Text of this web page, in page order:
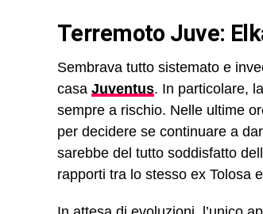
Terremoto Juve:
Sembrava tutto sistemato e
casa Juventus. In particolare,
sempre a rischio. Nelle ultime
per decidere se continuare a
sarebbe del tutto soddisfatto
rapporti tra lo stesso ex Tolosa e